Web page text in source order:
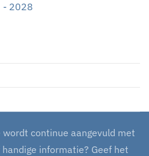
- 2028
continue aangevuld met
informatie? Geef het